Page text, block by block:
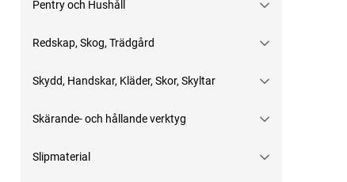
Pentry och Hushåll
Redskap, Skog, Trädgård
Skydd, Handskar, Kläder, Skor, Skyltar
Skärande- och hållande verktyg
Slipmaterial